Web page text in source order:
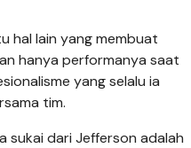
hal lain yang membuat
hanya performanya saat
yang selalu ia
tim.
sukai dari Jefferson adalah